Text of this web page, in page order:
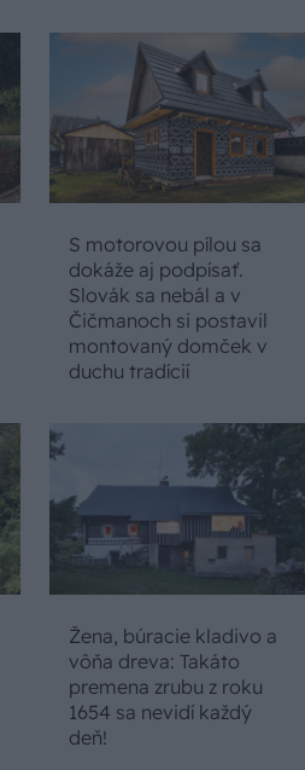
S motorovou pílou sa
dokáže aj podpísať.
Slovák sa nebál a v
Čičmanoch si postavil
montovaný domček v
duchu tradícií
Žena, búracie kladivo a
vôňa dreva: Takáto
premena zrubu z roku
1654 sa nevidí každý
deň!